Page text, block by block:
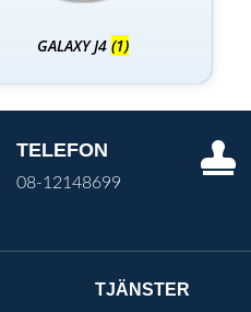
GALAXY J4 (1)
TELEFON
08-12148699

TJÄNSTER